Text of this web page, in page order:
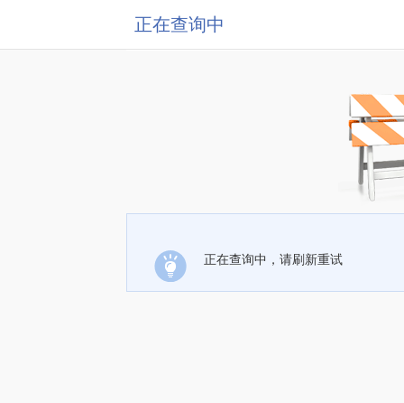
正在查询中
正在查询中，请刷新重试